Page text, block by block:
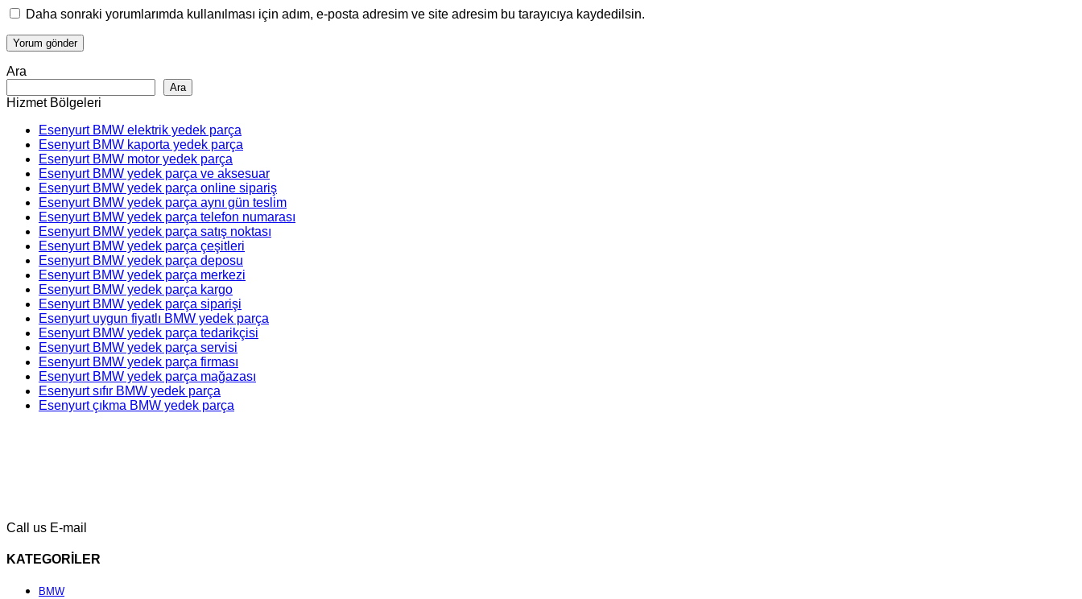
Daha sonraki yorumlarımda kullanılması için adım, e-posta adresim ve site adresim bu tarayıcıya kaydedilsin.
Ara
Ara
Hizmet Bölgeleri
Esenyurt BMW elektrik yedek parça
Esenyurt BMW kaporta yedek parça
Esenyurt BMW motor yedek parça
Esenyurt BMW yedek parça ve aksesuar
Esenyurt BMW yedek parça online sipariş
Esenyurt BMW yedek parça aynı gün teslim
Esenyurt BMW yedek parça telefon numarası
Esenyurt BMW yedek parça satış noktası
Esenyurt BMW yedek parça çeşitleri
Esenyurt BMW yedek parça deposu
Esenyurt BMW yedek parça merkezi
Esenyurt BMW yedek parça kargo
Esenyurt BMW yedek parça siparişi
Esenyurt uygun fiyatlı BMW yedek parça
Esenyurt BMW yedek parça tedarikçisi
Esenyurt BMW yedek parça servisi
Esenyurt BMW yedek parça firması
Esenyurt BMW yedek parça mağazası
Esenyurt sıfır BMW yedek parça
Esenyurt çıkma BMW yedek parça
Call us E-mail
KATEGORİLER
BMW